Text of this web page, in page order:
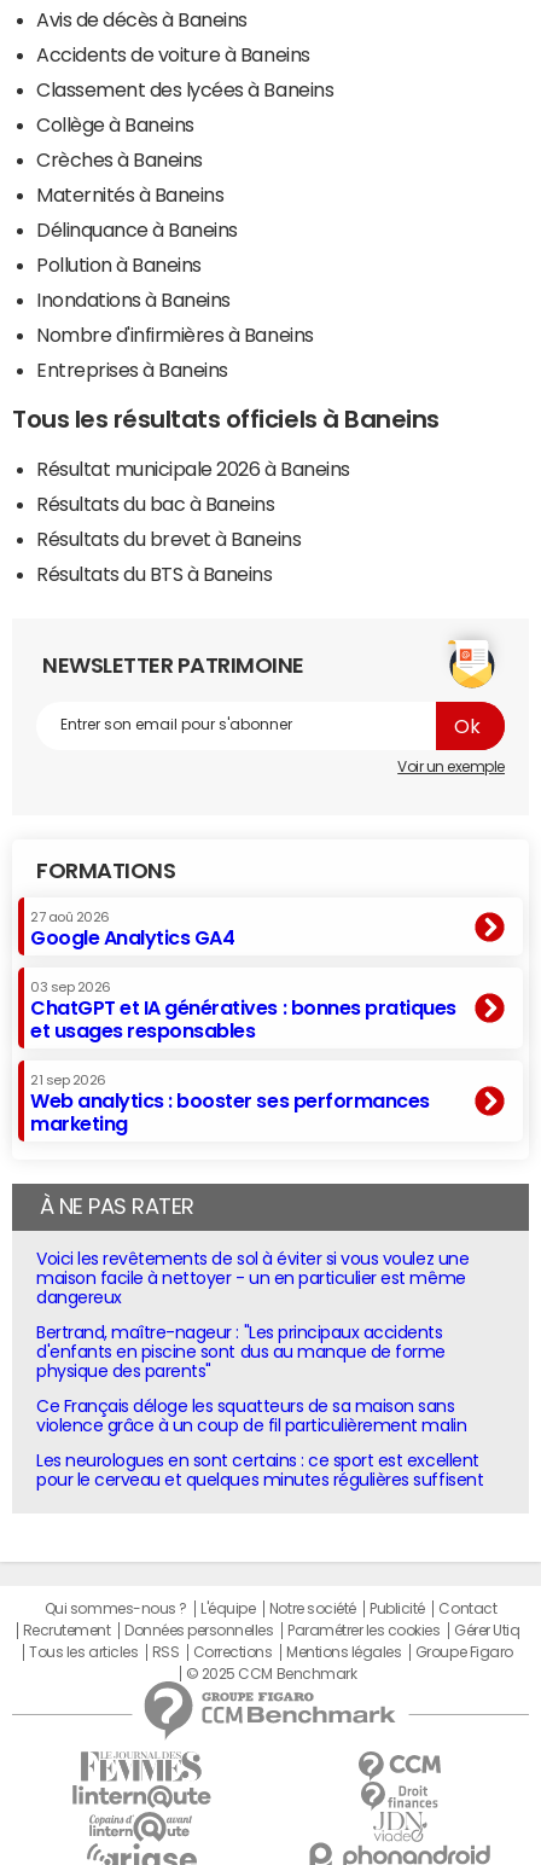
Avis de décès à Baneins
Accidents de voiture à Baneins
Classement des lycées à Baneins
Collège à Baneins
Crèches à Baneins
Maternités à Baneins
Délinquance à Baneins
Pollution à Baneins
Inondations à Baneins
Nombre d'infirmières à Baneins
Entreprises à Baneins
Tous les résultats officiels à Baneins
Résultat municipale 2026 à Baneins
Résultats du bac à Baneins
Résultats du brevet à Baneins
Résultats du BTS à Baneins
NEWSLETTER PATRIMOINE
Voir un exemple
FORMATIONS
27 aoû 2026
Google Analytics GA4
03 sep 2026
ChatGPT et IA génératives : bonnes pratiques
et usages responsables
21 sep 2026
Web analytics : booster ses performances
marketing
À NE PAS RATER
Voici les revêtements de sol à éviter si vous voulez une
maison facile à nettoyer - un en particulier est même
dangereux
Bertrand, maître-nageur : "Les principaux accidents
d'enfants en piscine sont dus au manque de forme
physique des parents"
Ce Français déloge les squatteurs de sa maison sans
violence grâce à un coup de fil particulièrement malin
Les neurologues en sont certains : ce sport est excellent
pour le cerveau et quelques minutes régulières suffisent
Qui sommes-nous ? L'équipe Notre société Publicité
Contact
Recrutement
Données personnelles Paramétrer les cookies
Gérer Utiq
Tous les articles
RSS Corrections Mentions légales
Groupe Figaro
© 2025 CCM Benchmark